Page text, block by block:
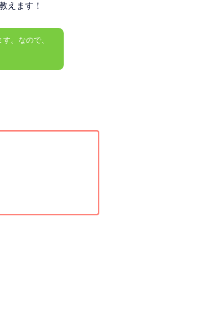
えます！
。なので、